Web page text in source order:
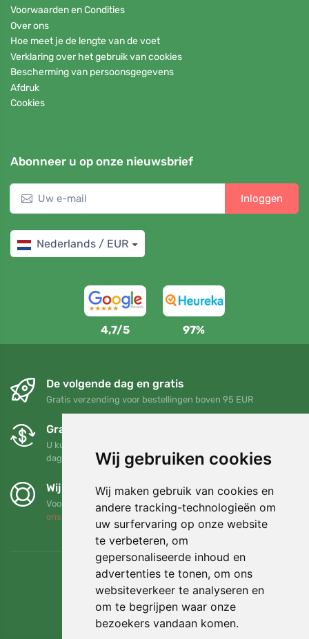
Wij gebruiken cookies
Wij maken gebruik van cookies en
andere tracking-technologieën om
uw surfervaring op onze website
te verbeteren, om
gepersonaliseerde inhoud en
advertenties te tonen, om ons
websiteverkeer te analyseren en
om te begrijpen waar onze
bezoekers vandaan komen.
Voorwaarden en Condities
Over ons
Hoe meet je de lengte van de voet
Verklaring over het gebruik van cookies
Bescherming van persoonsgegevens
Afdruk
Cookies
Abonneer u op onze nieuwsbrief
Inloggen
Nederlands / EUR
4,7/5 97%
De volgende dag en gratis
Gratis verzending voor bestellingen boven 95 EUR
Gratis ruilen en retourneren
U kunt uw bestelling op elk gewenst moment binnen 90
dagen retourneren of ruilen
Wij steunen Trees.org
Voor elke bestelling planten we een boom! Lees meer Over
ons